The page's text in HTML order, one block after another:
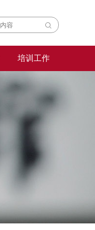
培训工作